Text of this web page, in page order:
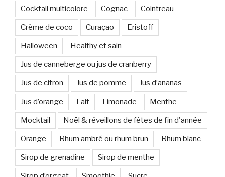
Cocktail multicolore Cognac Cointreau
Crème de coco Curaçao Eristoff
Halloween Healthy et sain
Jus de canneberge ou jus de cranberry
Jus de citron Jus de pomme Jus d’ananas
Jus d’orange Lait Limonade Menthe
Mocktail Noël & réveillons de fêtes de fin d'année
Orange Rhum ambré ou rhum brun Rhum blanc
Sirop de grenadine Sirop de menthe